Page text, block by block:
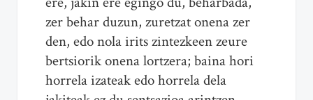
zer behar duzun, zuretzat onena zer
den, edo nola irits zintezkeen zeure
bertsiorik onena lortzera; baina hori
horrela izateak edo horrela dela